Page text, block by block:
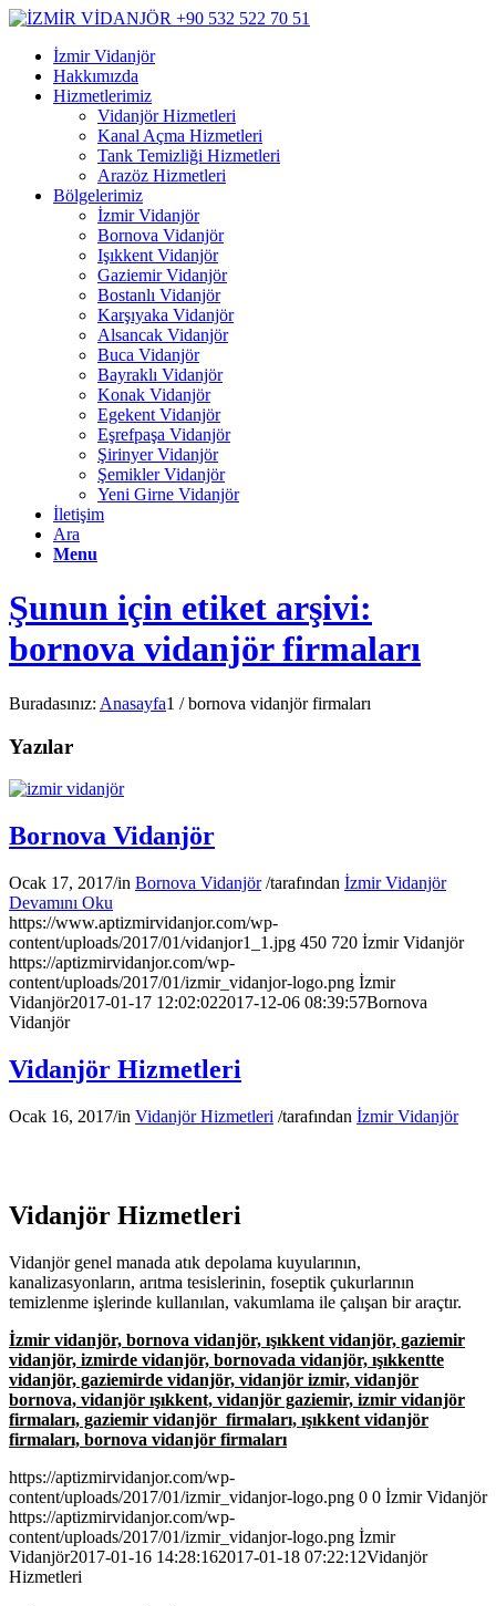
İzmir Vidanjör
Hakkımızda
Hizmetlerimiz
Vidanjör Hizmetleri
Kanal Açma Hizmetleri
Tank Temizliği Hizmetleri
Arazöz Hizmetleri
Bölgelerimiz
İzmir Vidanjör
Bornova Vidanjör
Işıkkent Vidanjör
Gaziemir Vidanjör
Bostanlı Vidanjör
Karşıyaka Vidanjör
Alsancak Vidanjör
Buca Vidanjör
Bayraklı Vidanjör
Konak Vidanjör
Egekent Vidanjör
Eşrefpaşa Vidanjör
Şirinyer Vidanjör
Şemikler Vidanjör
Yeni Girne Vidanjör
İletişim
Ara
Menu
Şunun için etiket arşivi:
bornova vidanjör firmaları
Buradasınız: Anasayfa1 / bornova vidanjör firmaları
Yazılar
Bornova Vidanjör
Ocak 17, 2017/in Bornova Vidanjör /tarafından İzmir Vidanjör
Devamını Oku
https://www.aptizmirvidanjor.com/wp-
content/uploads/2017/01/vidanjor1_1.jpg 450 720 İzmir Vidanjör
https://aptizmirvidanjor.com/wp-
content/uploads/2017/01/izmir_vidanjor-logo.png İzmir
Vidanjör2017-01-17 12:02:022017-12-06 08:39:57Bornova
Vidanjör
Vidanjör Hizmetleri
Ocak 16, 2017/in Vidanjör Hizmetleri /tarafından İzmir Vidanjör
Vidanjör Hizmetleri
Vidanjör genel manada atık depolama kuyularının,
kanalizasyonların, arıtma tesislerinin, foseptik çukurlarının
temizlenme işlerinde kullanılan, vakumlama ile çalışan bir araçtır.
İzmir vidanjör, bornova vidanjör, ışıkkent vidanjör, gaziemir
vidanjör, izmirde vidanjör, bornovada vidanjör, ışıkkentte
vidanjör, gaziemirde vidanjör, vidanjör izmir, vidanjör
bornova, vidanjör ışıkkent, vidanjör gaziemir, izmir vidanjör
firmaları, gaziemir vidanjör firmaları, ışıkkent vidanjör
firmaları, bornova vidanjör firmaları
https://aptizmirvidanjor.com/wp-
content/uploads/2017/01/izmir_vidanjor-logo.png 0 0 İzmir Vidanjör
https://aptizmirvidanjor.com/wp-
content/uploads/2017/01/izmir_vidanjor-logo.png İzmir
Vidanjör2017-01-16 14:28:162017-01-18 07:22:12Vidanjör
Hizmetleri